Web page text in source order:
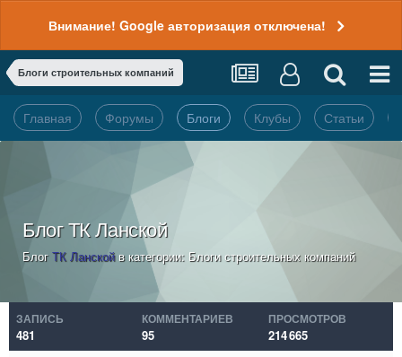
Внимание! Google авторизация отключена!
Блоги строительных компаний
Главная Форумы Блоги Клубы Статьи
Блог ТК Ланской
БлогТК Ланскойв категории: Блоги строительных компаний
ЗАПИСЬ
481
КОММЕНТАРИЕВ
95
ПРОСМОТРОВ
214 665